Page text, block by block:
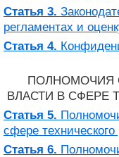
Статья 3.
регламентах и
Статья 4.
ПОЛНОМОЧИЯ
ВЛАСТИ В СФЕРЕ
Статья 5.
сфере технического
Статья 6.